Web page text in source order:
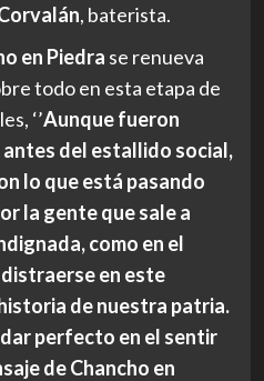
, baterista.
en Piedra se renueva
todo en esta etapa de
‘’Aunque fueron
del estallido social,
lo que está pasando
la gente que sale a
como en el
en este
de nuestra patria.
perfecto en el sentir
de Chancho en